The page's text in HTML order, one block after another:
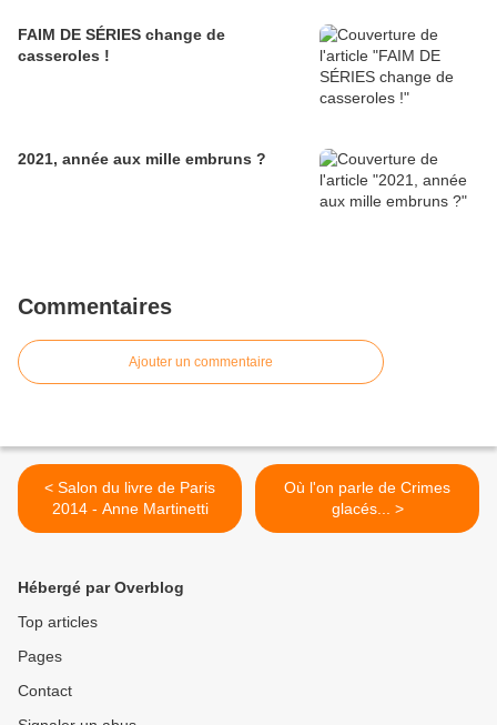
FAIM DE SÉRIES change de
casseroles !
2021, année aux mille embruns ?
Commentaires
Ajouter un commentaire
< Salon du livre de Paris
2014 - Anne Martinetti
Où l'on parle de Crimes
glacés... >
Hébergé par Overblog
Top articles
Pages
Contact